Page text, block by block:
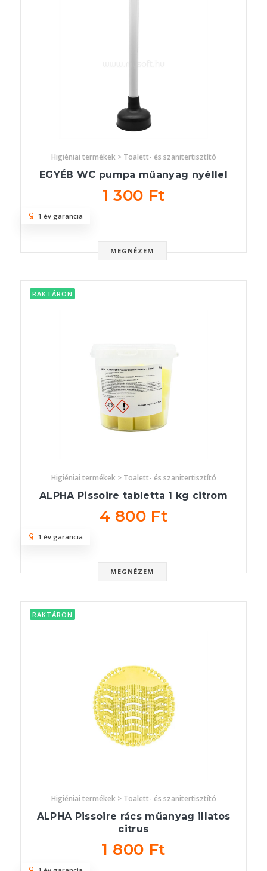
Higiéniai termékek > Toalett- és szanitertisztító
EGYÉB WC pumpa műanyag nyéllel
1 300 Ft
MEGNÉZEM
1 év garancia
RAKTÁRON
Higiéniai termékek > Toalett- és szanitertisztító
ALPHA Pissoire tabletta 1 kg citrom
4 800 Ft
MEGNÉZEM
1 év garancia
RAKTÁRON
Higiéniai termékek > Toalett- és szanitertisztító
ALPHA Pissoire rács műanyag illatos
citrus
1 800 Ft